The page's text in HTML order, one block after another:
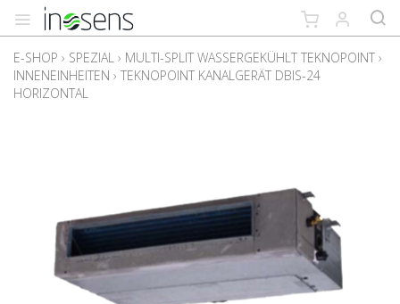
E-SHOP › SPEZIAL › MULTI-SPLIT WASSERGEKÜHLT TEKNOPOINT ›
INNENEINHEITEN › TEKNOPOINT KANALGERÄT DBIS-24
HORIZONTAL